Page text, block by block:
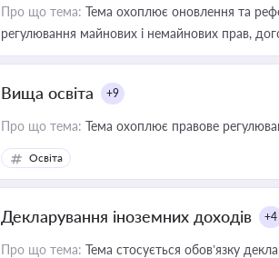
Про що тема: Тема охоплює оновлення та
регулювання майнових і немайнових прав,
Вища освіта +9
Про що тема: Тема охоплює правове
Освіта
Декларування іноземних доходів +4
Про що тема: Тема стосується обов’язку